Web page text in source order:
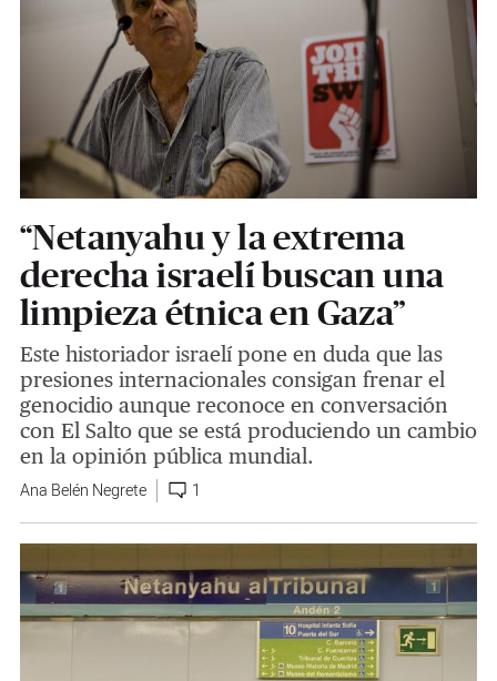
“Netanyahu y la extrema
derecha israelí buscan una
limpieza étnica en Gaza”
Este historiador israelí pone en duda que las
presiones internacionales consigan frenar el
genocidio aunque reconoce en conversación
con El Salto que se está produciendo un cambio
en la opinión pública mundial.
Ana Belén Negrete 1